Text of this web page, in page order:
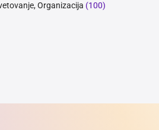
Organizacija (100)